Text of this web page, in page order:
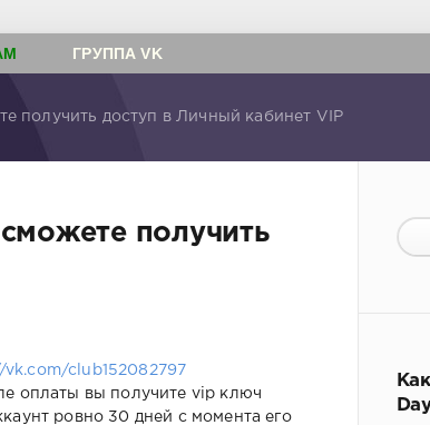
ГРУППА VK
получить доступ в Личный кабинет VIP
получить
club152082797
оплаты вы получите vip ключ
ровно 30 дней с момента его